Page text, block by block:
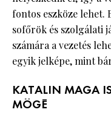
fontos eszköze lehet.
sofőrök és szolgálati
számára a vezetés
egyik jelképe, mint
KATALIN MAGA
MÖGÉ